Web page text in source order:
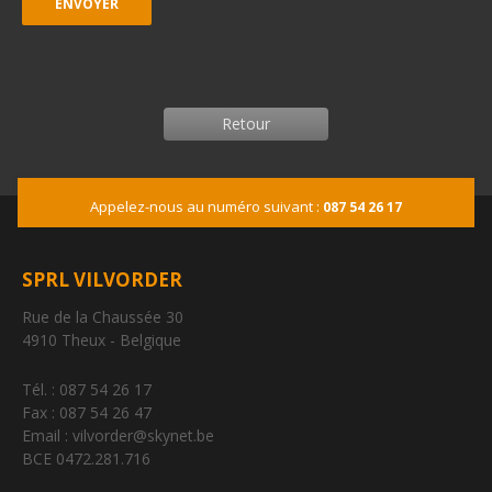
Retour
Appelez-nous au numéro suivant : 087 54 26 17
SPRL VILVORDER
Rue de la Chaussée 30
4910 Theux - Belgique
Tél. : 087 54 26 17
Fax : 087 54 26 47
Email : vilvorder@skynet.be
BCE 0472.281.716